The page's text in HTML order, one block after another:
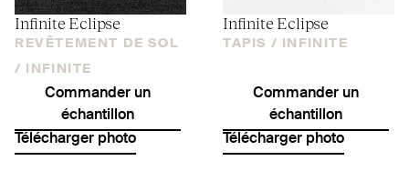
Infinite Eclipse
REVÊTEMENT DE SOL
/
INFINITE
Commander un
échantillon
Télécharger photo
Infinite Eclipse
TAPIS / INFINITE
Commander un
échantillon
Télécharger photo